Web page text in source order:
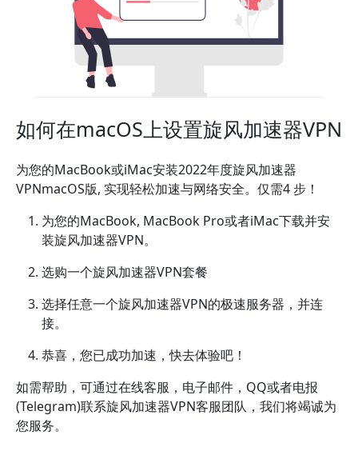
如何在macOS上设置旋风加速器VPN
为您的MacBook或iMac安装2022年度旋风加速器
VPNmacOS版, 实现轻松加速与网络安全。仅需4 步！
为您的MacBook, MacBook Pro或者iMac下载并安
装旋风加速器VPN。
选购一个旋风加速器VPN套餐
选择任意一个旋风加速器VPN的极速服务器，并连
接。
恭喜，您已成功加速，快去体验吧！
如需帮助，可通过在线客服，电子邮件，QQ或者电报
(Telegram)联系旋风加速器VPN客服团队，我们将竭诚为
您服务。